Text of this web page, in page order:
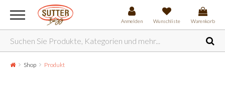
Anmelden Wunschliste Warenkorb
Shop Produkt